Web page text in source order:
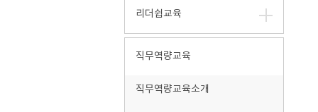
리더쉽교육
직무역량교육
직무역량교육소개